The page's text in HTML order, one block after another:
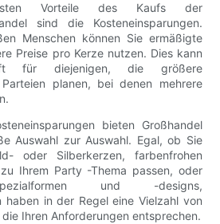
Vorteile des Kaufs der
sind die Kosteneinsparungen.
Menschen können Sie ermäßigte
Preise pro Kerze nutzen. Dies kann
für diejenigen, die größere
planen, bei denen mehrere
bieten Großhandel
Auswahl zur Auswahl. Egal, ob Sie
oder Silberkerzen, farbenfrohen
Ihrem Party -Thema passen, oder
und -designs,
haben in der Regel eine Vielzahl von
Ihren Anforderungen entsprechen.